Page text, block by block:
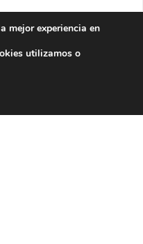
mejor experiencia en
utilizamos o